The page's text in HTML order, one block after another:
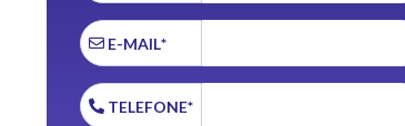
E-MAIL*
TELEFONE*